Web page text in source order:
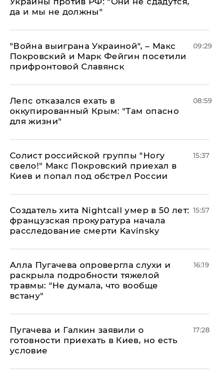
да и мы не должны"
"Война выиграна Украиной", – Макс
Покровский и Марк Фейгин посетили
прифронтовой Славянск
09:29
Лепс отказался ехать в
оккупированный Крым: "Там опасно
для жизни"
08:59
Солист российской группы "Ногу
свело!" Макс Покровский приехал в
Киев и попал под обстрел России
15:37
Создатель хита Nightcall умер в 50 лет:
французская прокуратура начала
расследование смерти Kavinsky
15:57
Алла Пугачева опровергла слухи и
раскрыла подробности тяжелой
травмы: "Не думала, что вообще
встану"
16:19
Пугачева и Галкин заявили о
готовности приехать в Киев, но есть
условие
17:28